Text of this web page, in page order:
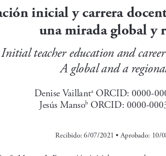
Denise Vaillanta ORCID: 0000-
Jesús Mansob ORCID: 0000-
Recibido: 6/07/2021 • Aprobado: 10/
Initial teacher education and
A global and a
inicial y carrera
una mirada global y